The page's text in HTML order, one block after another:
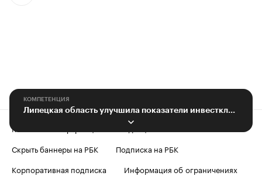
КОМПЕТЕНЦИЯ
Контактная информация
Редакция
Скрыть баннеры на РБК
Подписка на РБК
Корпоративная подписка
Информация об ограничениях